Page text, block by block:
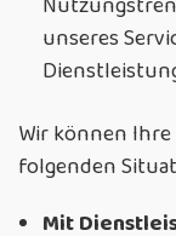
unseres
Wir können
folgenden
Mit